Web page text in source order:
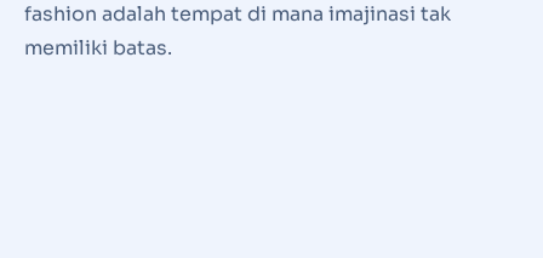
fashion adalah tempat di mana imajinasi tak
memiliki batas.